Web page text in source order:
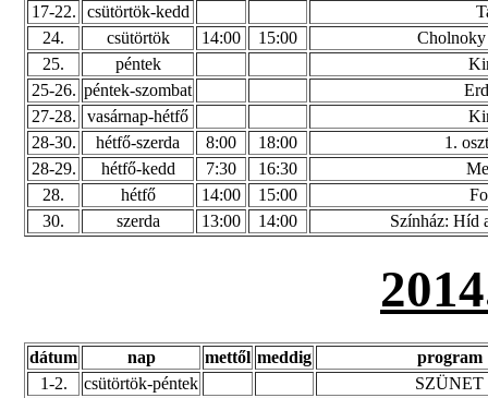
17-22.
csütörtök-kedd
24.
csütörtök 14:00 15:00
Cholnoky
25.
péntek
25-26. péntek-szombat
27-28.
vasárnap-hétfő
28-30.
hétfő-szerda 8:00 18:00
1.
28-29.
hétfő-kedd 7:30 16:30
28.
hétfő 14:00 15:00
30.
szerda 13:00 14:00 Színház: Híd
dátum nap mettől meddig
program
1-2.
csütörtök-péntek
SZÜNET